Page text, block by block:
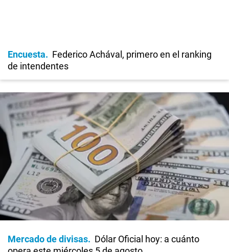
Encuesta
Federico Achával, primero en el ranking
de intendentes
Mercado de divisas
Dólar Oficial hoy: a cuánto